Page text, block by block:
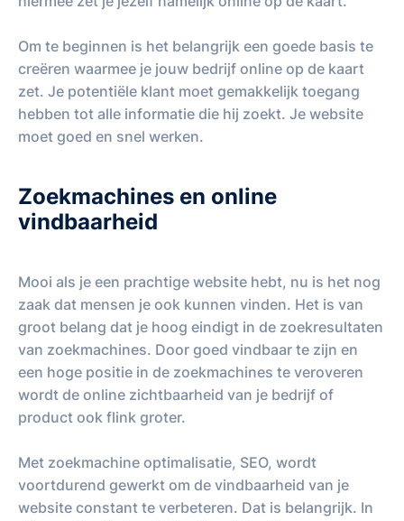
Om te beginnen is het belangrijk een goede basis te
creëren waarmee je jouw bedrijf online op de kaart
zet. Je potentiële klant moet gemakkelijk toegang
hebben tot alle informatie die hij zoekt. Je website
moet goed en snel werken.
Zoekmachines en online
vindbaarheid
Mooi als je een prachtige website hebt, nu is het nog
zaak dat mensen je ook kunnen vinden. Het is van
groot belang dat je hoog eindigt in de zoekresultaten
van zoekmachines. Door goed vindbaar te zijn en
een hoge positie in de zoekmachines te veroveren
wordt de online zichtbaarheid van je bedrijf of
product ook flink groter.
Met zoekmachine optimalisatie, SEO, wordt
voortdurend gewerkt om de vindbaarheid van je
website constant te verbeteren. Dat is belangrijk. In